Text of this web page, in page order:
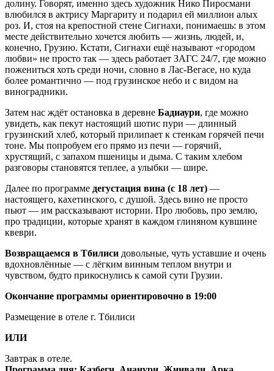
долину. Говорят, именно здесь художник Нико Пиросмани
влюбился в актрису Маргариту и подарил ей миллион алых
роз. И, стоя на крепостной стене Сигнахи, понимаешь: в этом
месте действительно хочется любить — жизнь, людей, и,
конечно, Грузию. Кстати, Сигнахи ещё называют «городом
любви» не просто так — здесь работает ЗАГС 24/7, где можно
пожениться хоть среди ночи, словно в Лас-Вегасе, но куда
более романтично — под грузинское небо и с видом на
виноградники.
Затем нас ждёт остановка в деревне Бадиаури, где можно
увидеть, как пекут настоящий шотис пури — длинный
грузинский хлеб, который прилипает к стенкам горячей печи
тоне. Мы попробуем его прямо из печи — горячий,
хрустящий, с запахом пшеницы и дыма. С таким хлебом
разговоры становятся теплее, а улыбки — шире.
Далее по программе дегустация вина (с 18 лет) —
настоящего, кахетинского, с душой. Здесь вино не просто
пьют — им рассказывают истории. Про любовь, про землю,
про традиции, которые хранят в каждом глиняном кувшине
квеври.
Возвращаемся в Тбилиси довольные, чуть уставшие и очень
вдохновлённые — с лёгким винным теплом внутри и
чувством, будто прикоснулись к самой сути Грузии.
Окончание программы ориентировочно в 19:00
Размещение в отеле г. Тбилиси
ИЛИ
Завтрак в отеле.